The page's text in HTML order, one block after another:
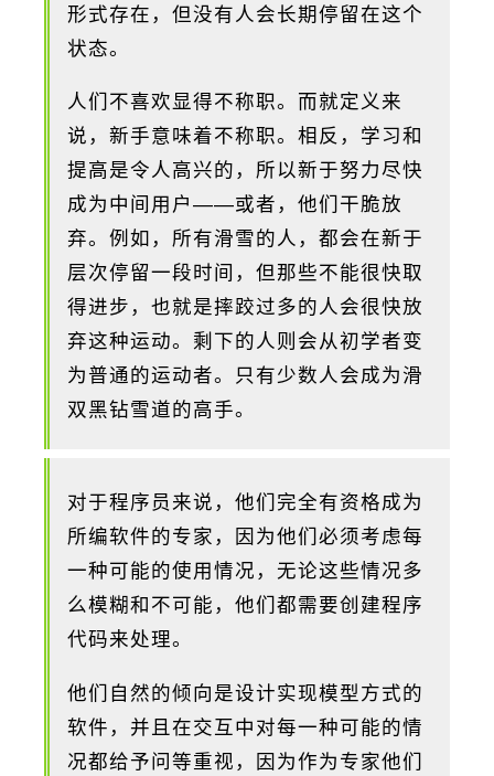
形式存在，但没有人会长期停留在这个
状态。
人们不喜欢显得不称职。而就定义来
说，新手意味着不称职。相反，学习和
提高是令人高兴的，所以新于努力尽快
成为中间用户——或者，他们干脆放
弃。例如，所有滑雪的人，都会在新于
层次停留一段时间，但那些不能很快取
得进步，也就是摔跤过多的人会很快放
弃这种运动。剩下的人则会从初学者变
为普通的运动者。只有少数人会成为滑
双黑钻雪道的高手。
对于程序员来说，他们完全有资格成为
所编软件的专家，因为他们必须考虑每
一种可能的使用情况，无论这些情况多
么模糊和不可能，他们都需要创建程序
代码来处理。
他们自然的倾向是设计实现模型方式的
软件，并且在交互中对每一种可能的情
况都给予问等重视，因为作为专家他们